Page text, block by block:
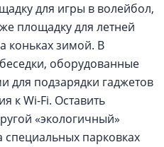
для игры в волейбол,
площадку для летней
коньках зимой. В
оборудованные
для подзарядки гаджетов
к Wi-Fi. Оставить
«экологичный»
парковках